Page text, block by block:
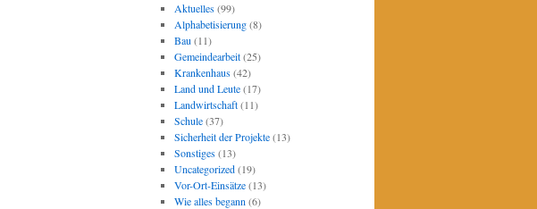
Aktuelles(99)
Alphabetisierung(8)
Bau (11)
Gemeindearbeit(25)
Krankenhaus(42)
Land und Leute(17)
Landwirtschaft(11)
Schule(37)
Sicherheit der Projekte(13)
Sonstiges(13)
Uncategorized(19)
Vor-Ort-Einsätze(13)
Wie alles begann (6)